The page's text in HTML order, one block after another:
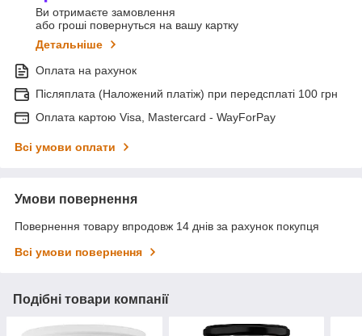
Ви отримаєте замовлення
або гроші повернуться на вашу картку
Детальніше
Оплата на рахунок
Післяплата (Наложений платіж) при передсплаті 100 грн
Оплата картою Visa, Mastercard - WayForPay
Всі умови оплати
Умови повернення
Повернення товару впродовж 14 днів за рахунок покупця
Всі умови повернення
Подібні товари компанії